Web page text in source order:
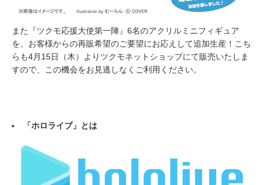
また『ツクモ応援大使第一陣』6名のアクリルミニフィギュア
を、お客様からの再販希望のご要望にお応えして追加生産！こち
らも4月15日（木）よりツクモネットショップにて販売いたしま
すので、この機会をお見逃しなくご利用ください。
「ホロライブ」とは